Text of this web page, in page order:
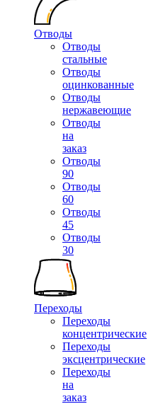
Отводы
Отводы
стальные
Отводы
оцинкованные
Отводы
нержавеющие
Отводы
на
заказ
Отводы
90
Отводы
60
Отводы
45
Отводы
30
Переходы
Переходы
концентрические
Переходы
эксцентрические
Переходы
на
заказ